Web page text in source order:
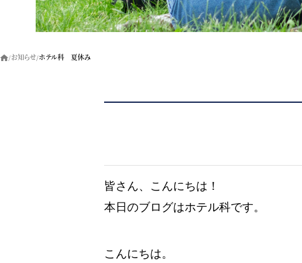
お知らせ ホテル科 夏休み
皆さん、こんにちは！
本日のブログはホテル科です。
こんにちは。